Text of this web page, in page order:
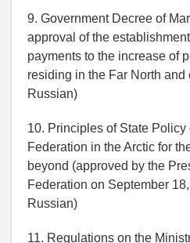
9. Government Decree of
approval of the
payments to the increase of
residing in the Far North and
Russian)
10. Principles of State Policy
Federation in the Arctic for
beyond (approved by the
Federation on September
Russian)
11. Regulations on the